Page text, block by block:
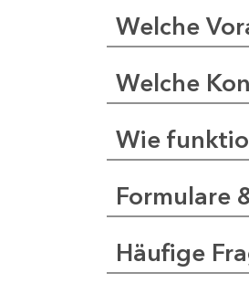
Welche
Welche
Wie
Formulare
Häufige